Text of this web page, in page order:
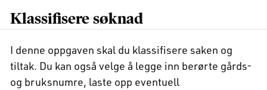
Klassifisere søknad
I denne oppgaven skal du klassifisere saken og
tiltak. Du kan også velge å legge inn berørte gårds-
og bruksnumre, laste opp eventuell